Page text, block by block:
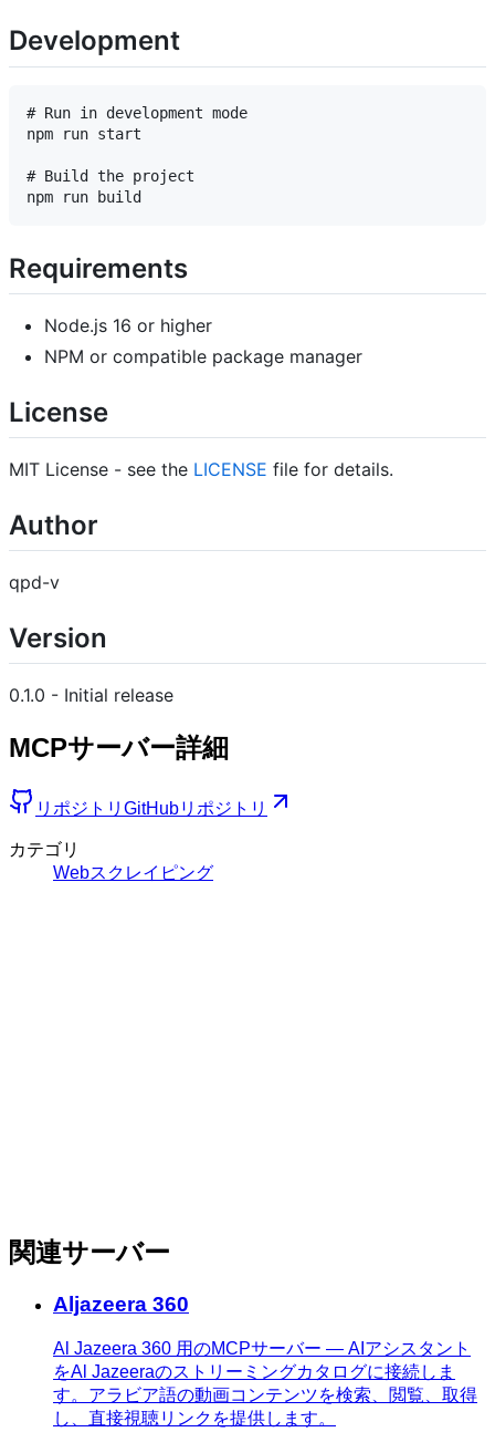
Development
# Run in development mode
npm run start
# Build the project
Requirements
Node.js 16 or higher
NPM or compatible package manager
License
MIT License - see the LICENSE file for details.
Author
qpd-v
Version
0.1.0 - Initial release
MCPサーバー詳細
リポジトリ GitHubリポジトリ
カテゴリ
Webスクレイピング
関連サーバー
Aljazeera 360
Al Jazeera 360 用のMCPサーバー — AIアシスタント
をAl Jazeeraのストリーミングカタログに接続しま
す。アラビア語の動画コンテンツを検索、閲覧、取得
し、直接視聴リンクを提供します。